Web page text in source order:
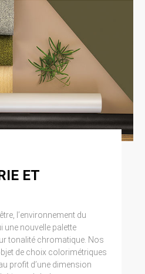
ET
l’environnement du
une nouvelle palette
tonalité chromatique. Nos
de choix colorimétriques
profit d’une dimension